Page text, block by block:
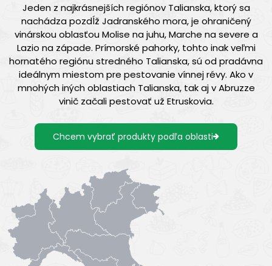
Jeden z najkrásnejších regiónov Talianska, ktorý sa
nachádza pozdĺž Jadranského mora, je ohraničený
vinárskou oblasťou Molise na juhu, Marche na severe a
Lazio na západe. Prímorské pahorky, tohto inak veľmi
hornatého regiónu stredného Talianska, sú od pradávna
ideálnym miestom pre pestovanie vínnej révy. Ako v
mnohých iných oblastiach Talianska, tak aj v Abruzze
vinič začali pestovať už Etruskovia.
Chcem vybrať produkty podľa oblasti